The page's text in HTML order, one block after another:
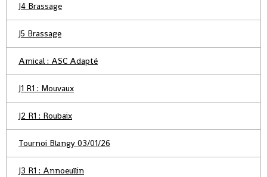
J4 Brassage
J5 Brassage
Amical : ASC Adapté
J1 R1 : Mouvaux
J2 R1 : Roubaix
Tournoi Blangy 03/01/26
J3 R1 : Annoeullin